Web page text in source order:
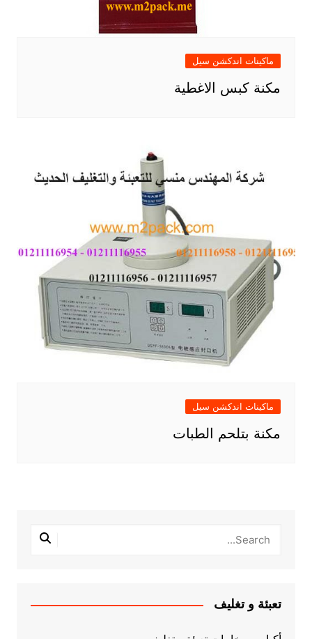
ماكينات اندكشن سيل
مكنة كبس الاغطية
ماكينات اندكشن سيل
مكنة بتلحم الطبات
تعبئة و تغليف